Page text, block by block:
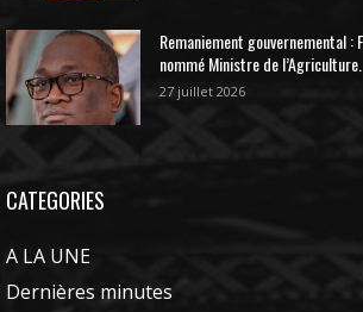
Remaniement gouvernemental :
nommé Ministre de l’Agriculture.
27 juillet 2026
CATEGORIES
A LA UNE
Dernières minutes